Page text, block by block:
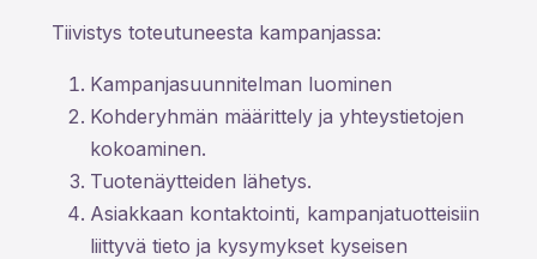
Tiivistys toteutuneesta kampanjassa:
Kampanjasuunnitelman luominen
Kohderyhmän määrittely ja yhteystietojen
kokoaminen.
Tuotenäytteiden lähetys.
Asiakkaan kontaktointi, kampanjatuotteisiin
liittyvä tieto ja kysymykset kyseisen